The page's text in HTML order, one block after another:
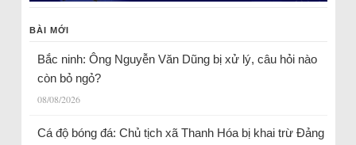
BÀI MỚI
Bắc ninh: Ông Nguyễn Văn Dũng bị xử lý, câu hỏi nào
còn bỏ ngỏ?
08/08/2026
Cá độ bóng đá: Chủ tịch xã Thanh Hóa bị khai trừ Đảng